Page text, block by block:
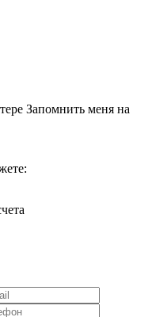
Запомнить меня на